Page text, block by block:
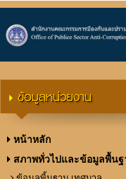
ข้อมูลหน่วยงาน
หน้าหลัก
สภาพทั่วไปและข้อมูลพื้น